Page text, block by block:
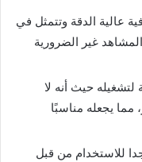
عالية الدقة وتتمثل في
غير الضرورية
لتشغيله حيث أنه لا
مما يجعله مناسبًا
للاستخدام من قبل